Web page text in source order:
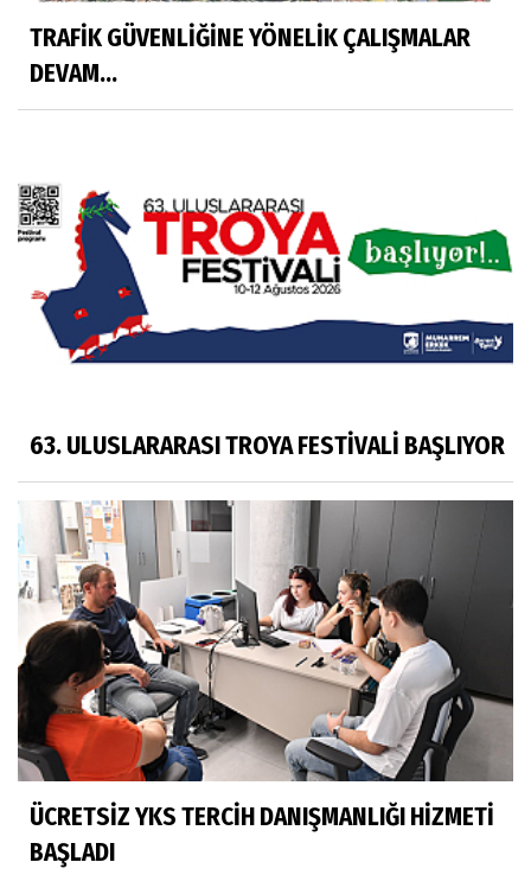
TRAFİK GÜVENLİĞİNE YÖNELİK ÇALIŞMALAR
DEVAM...
63. ULUSLARARASI TROYA FESTİVALİ BAŞLIYOR
ÜCRETSİZ YKS TERCİH DANIŞMANLIĞI HİZMETİ
BAŞLADI